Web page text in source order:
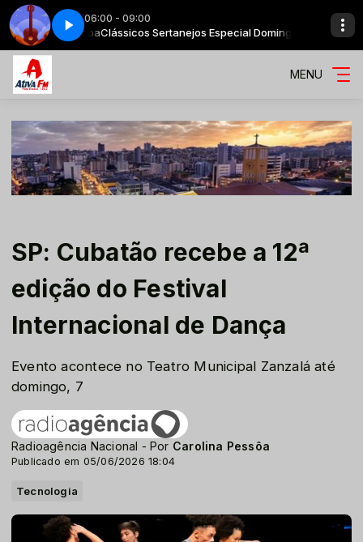
06:00 - 09:00
com Biruba Clássicos Sertanejos Especial Domingo com Biruba
MENU
SP: Cubatão recebe a 12ª
edição do Festival
Internacional de Dança
Evento acontece no Teatro Municipal Zanzalá até
domingo, 7
Radioagência Nacional - Por Carolina Pessôa
Publicado em 05/06/2026 18:04
Tecnologia